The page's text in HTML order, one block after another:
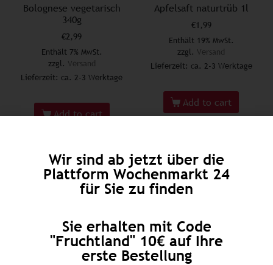
Bolognese vegetarisch
340g
€2,99
Enthält 7% MwSt.
zzgl. Versand
Lieferzeit: ca. 2-3 Werktage
Add to cart
Apfelsaft naturtrüb 1l
€1,99
Enthält 19% MwSt.
zzgl. Versand
Lieferzeit: ca. 2-3 Werktage
Add to cart
Wir sind ab jetzt über die
Plattform Wochenmarkt 24
für Sie zu finden
Sie erhalten mit Code
"Fruchtland" 10€ auf Ihre
erste Bestellung